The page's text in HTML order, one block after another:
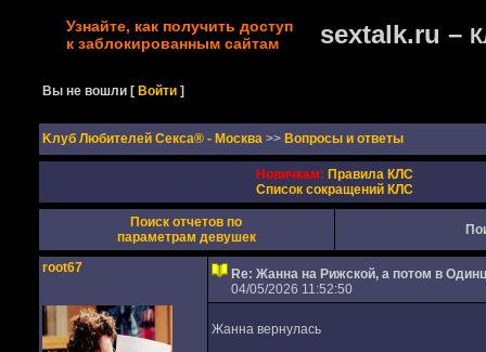
Узнайте, как получить доступ
к заблокированным сайтам
sextalk.ru –
Вы не вошли [Войти ]
Kлуб Любителей Секса® - Москва >> Вопросы и ответы
Новичкам: Правила КЛС
Список сокращений КЛС
Поиск отчетов по
параметрам девушек
root67
Re: Жанна на Рижской, а потом в
04/05/2026 11:52:50
Жанна вернулась